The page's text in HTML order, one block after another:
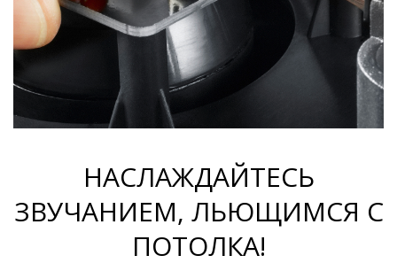
НАСЛАЖДАЙТЕСЬ
ЗВУЧАНИЕМ, ЛЬЮЩИМСЯ С
ПОТОЛКА!